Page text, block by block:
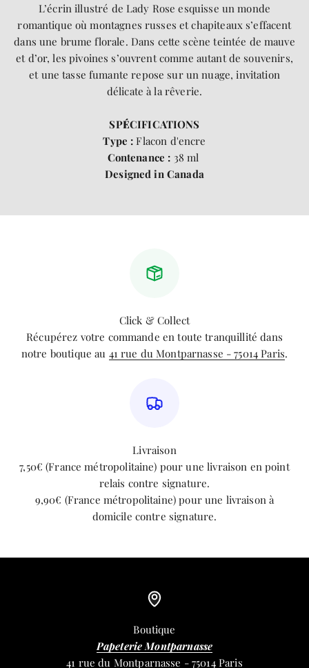
L’écrin illustré de Lady Rose esquisse un monde
romantique où montagnes russes et chapiteaux s’effacent
dans une brume florale. Dans cette scène teintée de mauve
et d’or, les pivoines s’ouvrent comme autant de souvenirs,
et une tasse fumante repose sur un nuage, invitation
délicate à la rêverie.
SPÉCIFICATIONS
Type : Flacon d'encre
Contenance : 38 ml
Designed in Canada
Click & Collect
Récupérez votre commande en toute tranquillité dans
notre boutique au 41 rue du Montparnasse - 75014 Paris.
Livraison
7,50€ (France métropolitaine) pour une livraison en point
relais contre signature.
9,90€ (France métropolitaine) pour une livraison à
domicile contre signature.
Boutique
Papeterie Montparnasse
41 rue du Montparnasse - 75014 Paris